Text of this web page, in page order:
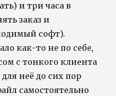
и три часа в
заказ и
софт).
как-то не по себе,
с тонкого клиента
неё до сих пор
самостоятельно